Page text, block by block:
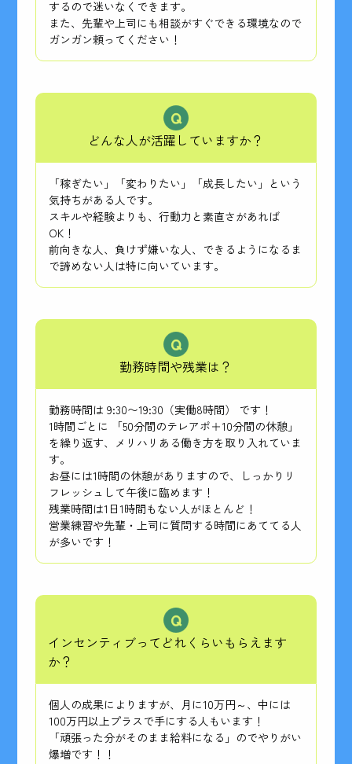
するので迷いなくできます。
また、先輩や上司にも相談がすぐできる環境なので
ガンガン頼ってください！
どんな人が活躍していますか？
「稼ぎたい」「変わりたい」「成長したい」という
気持ちがある人です。
スキルや経験よりも、行動力と素直さがあれば
OK！
前向きな人、負けず嫌いな人、できるようになるま
で諦めない人は特に向いています。
勤務時間や残業は？
勤務時間は 9:30〜19:30（実働8時間） です！
1時間ごとに 「50分間のテレアポ＋10分間の休憩」
を繰り返す、メリハリある働き方を取り入れていま
す。
お昼には1時間の休憩がありますので、しっかりリ
フレッシュして午後に臨めます！
残業時間は1日1時間もない人がほとんど！
営業練習や先輩・上司に質問する時間にあててる人
が多いです！
インセンティブってどれくらいもらえます
か？
個人の成果によりますが、月に10万円～、中には
100万円以上プラスで手にする人もいます！
「頑張った分がそのまま給料になる」のでやりがい
爆増です！！